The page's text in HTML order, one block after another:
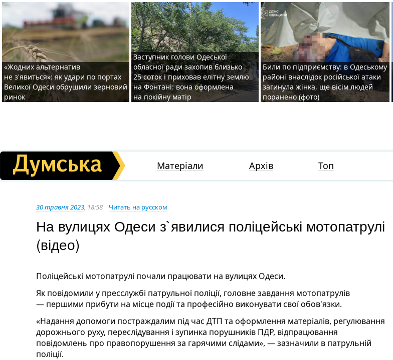
«Жодних альтернатив
не з'явиться»: як удари по портах
Великої Одеси обрушили зерновий
ринок
Заступник голови Одеської
обласної ради захопив близько
25 соток і приховав елітну землю
на Фонтані: вона оформлена
на покійну матір
Били по підприємству: в Одеському
районі внаслідок російської атаки
загинула жінка, ще вісім людей
поранено (фото)
Матеріали Архів Топ
30 травня 2023, 18:58 Читать на русском
На вулицях Одеси з`явилися поліцейські мотопатрулі
(відео)
Поліцейські мотопатрулі почали працювати на вулицях Одеси.
Як повідомили у пресслужбі патрульної поліції, головне завдання мотопатрулів
— першими прибути на місце події та професійно виконувати свої обов'язки.
«Надання допомоги постраждалим під час ДТП та оформлення матеріалів, регулювання
дорожнього руху, переслідування і зупинка порушників ПДР, відпрацювання
повідомлень про правопорушення за гарячими слідами», — зазначили в патрульній
поліції.